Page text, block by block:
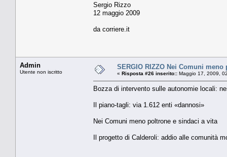
Sergio Rizzo
12 maggio 2009
da corriere.it
Admin
Utente non iscritto
SERGIO RIZZO Nei Comuni
« Risposta #26 inserito:: Maggio 17, 2009,
Bozza di intervento sulle autonomie locali:
Il piano-tagli: via 1.612 enti «dannosi»
Nei Comuni meno poltrone e sindaci a vita
Il progetto di Calderoli: addio alle comunità